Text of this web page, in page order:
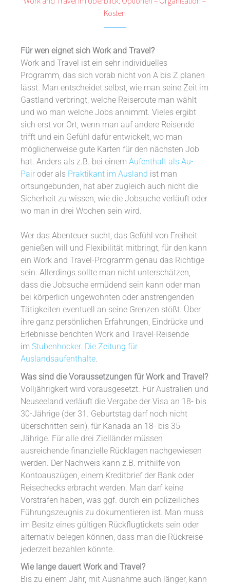
Kosten
Für wen eignet sich Work and Travel?
Work and Travel ist ein sehr individuelles
Programm, das sich vorab nicht von A bis Z planen
lässt. Man entscheidet selbst, wie man seine Zeit im
Gastland verbringt, welche Reiseroute man wählt
und wo man welche Jobs annimmt. Vieles ergibt
sich erst vor Ort, wenn man auf andere Reisende
trifft und ein Gefühl dafür entwickelt, wo man
möglicherweise gute Karten für den nächsten Job
hat. Anders als z.B. bei einemAufenthalt als Au-
Pair oder als Praktikant im Ausland ist man
ortsungebunden, hat aber zugleich auch nicht die
Sicherheit zu wissen, wie die Jobsuche verläuft oder
wo man in drei Wochen sein wird.
Wer das Abenteuer sucht, das Gefühl von Freiheit
genießen will und Flexibilität mitbringt, für den kann
ein Work and Travel-Programm genau das Richtige
sein. Allerdings sollte man nicht unterschätzen,
dass die Jobsuche ermüdend sein kann oder man
bei körperlich ungewohnten oder anstrengenden
Tätigkeiten eventuell an seine Grenzen stößt. Über
ihre ganz persönlichen Erfahrungen, Eindrücke und
Erlebnisse berichten Work and Travel-Reisende
imStubenhocker. Die Zeitung für
Auslandsaufenthalte.
Was sind die Voraussetzungen für Work and Travel?
Volljährigkeit wird vorausgesetzt. Für Australien und
Neuseeland verläuft die Vergabe der Visa an 18- bis
30-Jährige (der 31. Geburtstag darf noch nicht
überschritten sein), für Kanada an 18- bis 35-
Jährige. Für alle drei Zielländer müssen
ausreichende finanzielle Rücklagen nachgewiesen
werden. Der Nachweis kann z.B. mithilfe von
Kontoauszügen, einem Kreditbrief der Bank oder
Reisechecks erbracht werden. Man darf keine
Vorstrafen haben, was ggf. durch ein polizeiliches
Führungszeugnis zu dokumentieren ist. Man muss
im Besitz eines gültigen Rückflugtickets sein oder
alternativ belegen können, dass man die Rückreise
jederzeit bezahlen könnte.
Wie lange dauert Work and Travel?
Bis zu einem Jahr, mit Ausnahme auch länger, kann